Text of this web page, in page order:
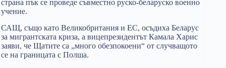
страна пък се проведе съвместно руско-беларуско военно
учение.
САЩ, също като Великобритания и ЕС, осъдиха Беларус
за мигрантската криза, а вицепрезидентът Камала Харис
заяви, че Щатите са „много обезпокоени“ от случващото
се на границата с Полша.